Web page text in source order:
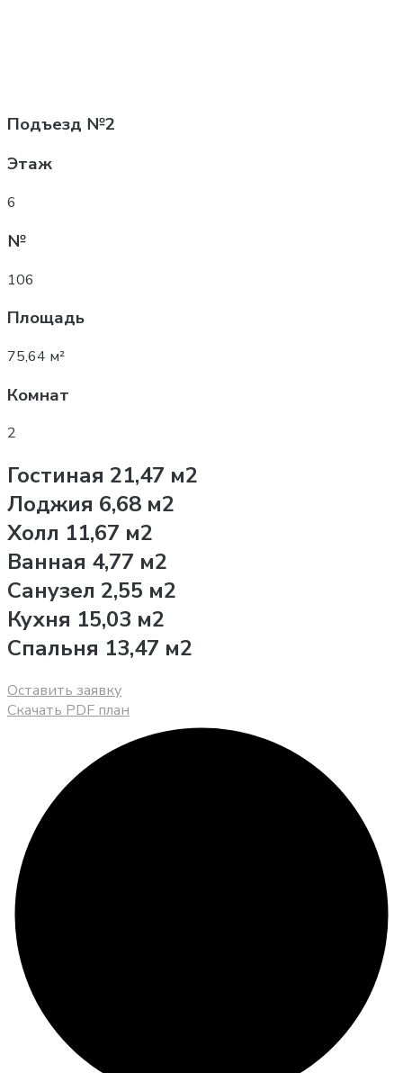
Подъезд №2
Этаж
6
№
106
Площадь
75,64 м²
Комнат
2
Гостиная 21,47 м2
Лоджия 6,68 м2
Холл 11,67 м2
Ванная 4,77 м2
Санузел 2,55 м2
Кухня 15,03 м2
Спальня 13,47 м2
Оставить заявку
Скачать PDF план